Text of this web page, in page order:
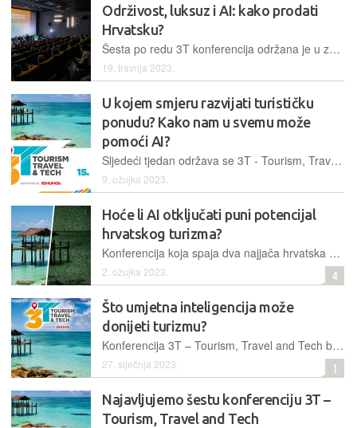
Održivost, luksuz i AI: kako prodati
Hrvatsku?
Šesta po redu 3T konferencija održana je u zagrebačkom kinu Kaptol Boutique Cinema & Bar. Glavne teme ove godine bili su umjetna inteligencija – čiji je eksplozivan rast bio jedan od hitova prošle godine – zatim, održivost i luksuz...
19. travnja 2023.
U kojem smjeru razvijati turističku
ponudu? Kako nam u svemu može
pomoći AI?
Sljedeći tjedan održava se 3T - Tourism, Travel & Tech konferencija. Objavljen je kompletan program tj. satnica, a očekuju vas razna vrlo zanimljiva predavanja
9. ožujka 2023.
Hoće li AI otključati puni potencijal
hrvatskog turizma?
Konferencija koja spaja dva najjača hrvatska sektora, tehnologiju i turizam, u svojem ovogodišnjem izdanju govorit će o umjetnoj inteligenciji, održivosti i luksuzu, a dovodi i popularne goste
2. ožujka 2023. 4
Što umjetna inteligencija može
donijeti turizmu?
Konferencija 3T – Tourism, Travel and Tech bavit će se, među ostalim, i utjecajem umjetne inteligencije na budućnost turističkog sektora, njezinim prednostima, ali i opasnostima
27. siječnja 2023. 1
Najavljujemo šestu konferenciju 3T –
Tourism, Travel and Tech